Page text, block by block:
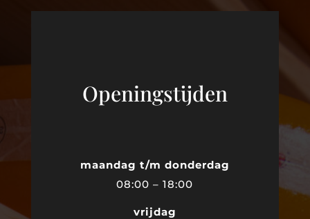
Openingstijden
maandag t/m donderdag
08:00 – 18:00
vrijdag